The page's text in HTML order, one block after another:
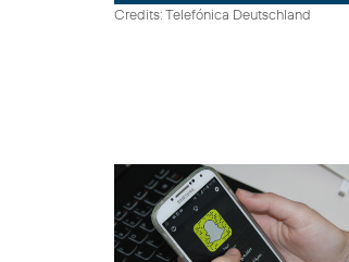
Credits: Telefónica Deutschland